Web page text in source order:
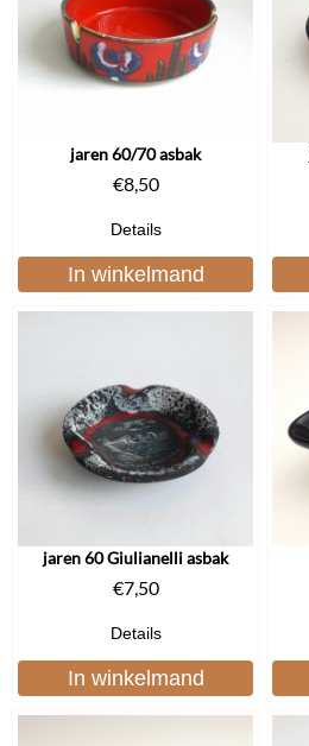
jaren 60/70 asbak
€8,50
Details
In winkelmand
jaren 60 Giulianelli asbak
€7,50
Details
In winkelmand